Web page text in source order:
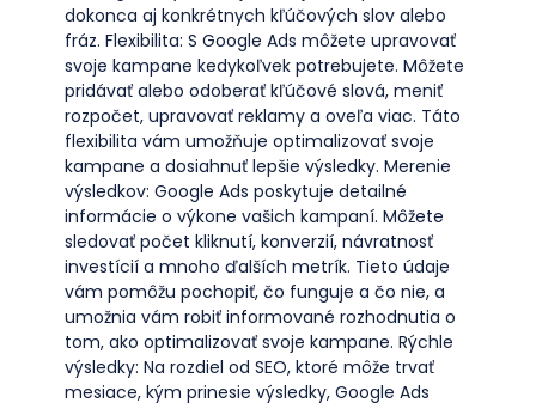
dokonca aj konkrétnych kľúčových slov alebo
fráz. Flexibilita: S Google Ads môžete upravovať
svoje kampane kedykoľvek potrebujete. Môžete
pridávať alebo odoberať kľúčové slová, meniť
rozpočet, upravovať reklamy a oveľa viac. Táto
flexibilita vám umožňuje optimalizovať svoje
kampane a dosiahnuť lepšie výsledky. Merenie
výsledkov: Google Ads poskytuje detailné
informácie o výkone vašich kampaní. Môžete
sledovať počet kliknutí, konverzií, návratnosť
investícií a mnoho ďalších metrík. Tieto údaje
vám pomôžu pochopiť, čo funguje a čo nie, a
umožnia vám robiť informované rozhodnutia o
tom, ako optimalizovať svoje kampane. Rýchle
výsledky: Na rozdiel od SEO, ktoré môže trvať
mesiace, kým prinesie výsledky, Google Ads